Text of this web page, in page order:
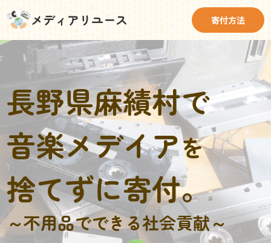
メディアリユース 寄付方法
長野県麻績村で
音楽メデイアを
捨てずに寄付。
～不用品でできる社会貢献～